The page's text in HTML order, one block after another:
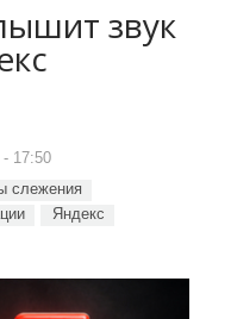
звук
- 17:50
слежения
Яндекс